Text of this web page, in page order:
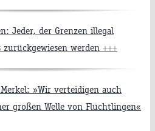
Jeder, der Grenzen illegal
werden +++
»Wir verteidigen auch
großen Welle von Flüchtlingen«